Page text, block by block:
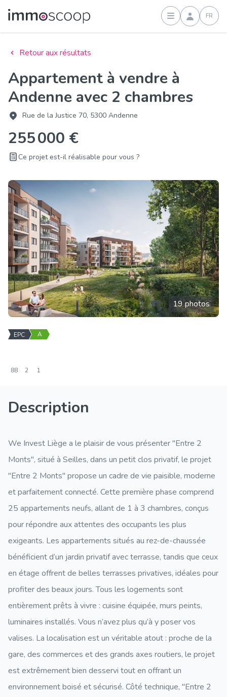
Connexion
FR
Retour aux résultats
Appartement à vendre à
Andenne avec 2 chambres
Rue de la Justice 70, 5300 Andenne
255 000 €
Ce projet est-il réalisable pour vous ?
19 photos
EPC A
88 2 1
Description
We Invest Liège a le plaisir de vous présenter "Entre 2
Monts", situé à Seilles, dans un petit clos privatif, le projet
"Entre 2 Monts" propose un cadre de vie paisible, moderne
et parfaitement connecté. Cette première phase comprend
25 appartements neufs, allant de 1 à 3 chambres, conçus
pour répondre aux attentes des occupants les plus
exigeants. Les appartements situés au rez-de-chaussée
bénéficient d’un jardin privatif avec terrasse, tandis que ceux
en étage offrent de belles terrasses privatives, idéales pour
profiter des beaux jours. Tous les logements sont
entièrement prêts à vivre : cuisine équipée, murs peints,
luminaires installés. Vous n’avez plus qu’à y poser vos
valises. La localisation est un véritable atout : proche de la
gare, des commerces et des grands axes routiers, le projet
est extrêmement bien desservi tout en offrant un
environnement boisé et sécurisé. Côté technique, "Entre 2